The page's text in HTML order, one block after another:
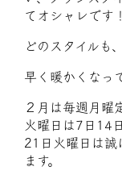
てオシャレです！
どのスタイルも
早く暖かくなっ
２月は毎週月曜
火曜日は7日14
21日火曜日は誠
ます。